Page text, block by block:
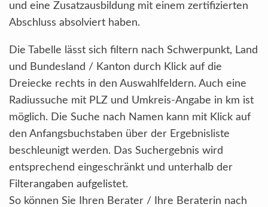
und eine Zusatzausbildung mit einem zertifizierten
Abschluss absolviert haben.
Die Tabelle lässt sich filtern nach Schwerpunkt, Land
und Bundesland / Kanton durch Klick auf die
Dreiecke rechts in den Auswahlfeldern. Auch eine
Radiussuche mit PLZ und Umkreis-Angabe in km ist
möglich. Die Suche nach Namen kann mit Klick auf
den Anfangsbuchstaben über der Ergebnisliste
beschleunigt werden. Das Suchergebnis wird
entsprechend eingeschränkt und unterhalb der
Filterangaben aufgelistet.
So können Sie Ihren Berater / Ihre Beraterin nach